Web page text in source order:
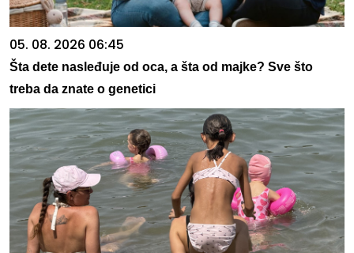
05. 08. 2026 06:45
Šta dete nasleđuje od oca, a šta od majke? Sve što
treba da znate o genetici